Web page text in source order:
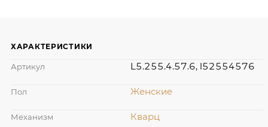
ХАРАКТЕРИСТИКИ
Артикул L5.255.4.57.6, l52554576
Пол Женские
Механизм Кварц